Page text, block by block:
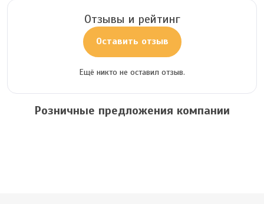
Отзывы и рейтинг
Оставить отзыв
Ещё никто не оставил отзыв.
Розничные предложения компании